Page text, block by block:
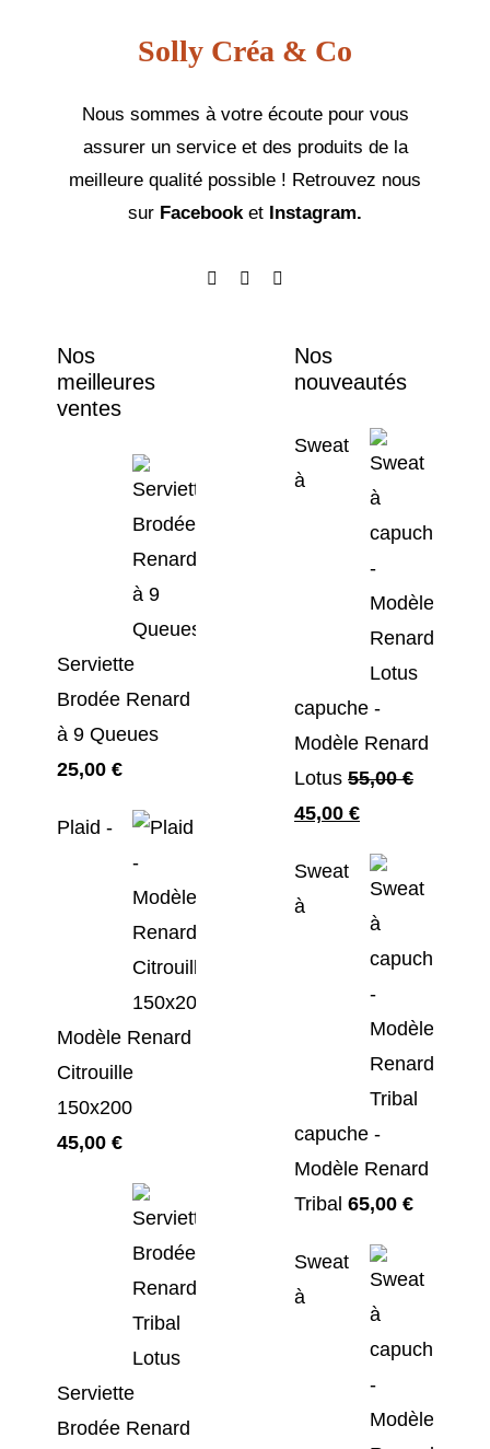
Solly Créa & Co
Nous sommes à votre écoute pour vous
assurer un service et des produits de la
meilleure qualité possible ! Retrouvez nous
sur Facebook et Instagram.
Nos
meilleures
ventes
Serviette
Brodée Renard
à 9 Queues
25,00€
Plaid -
Modèle Renard
Citrouille
150x200
45,00€
Serviette
Brodée Renard
Nos
nouveautés
Sweat
à
capuche -
Modèle Renard
Lotus 55,00€
Le
initial
était :
45,00 €Le
actuel
est :
45,00 €.
Sweat
à
capuche -
Modèle Renard
Tribal 65,00 €
Sweat
à